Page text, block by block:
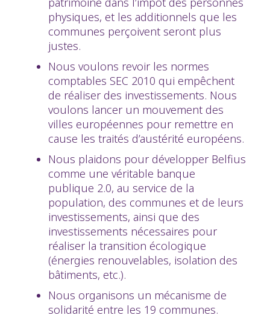
physiques, et les additionnels que les
communes perçoivent seront plus
justes.
Nous voulons revoir les normes
comptables SEC 2010 qui empêchent
de réaliser des investissements. Nous
voulons lancer un mouvement des
villes européennes pour remettre en
cause les traités d’austérité européens.
Nous plaidons pour développer Belfius
comme une véritable banque
publique 2.0, au service de la
population, des communes et de leurs
investissements, ainsi que des
investissements nécessaires pour
réaliser la transition écologique
(énergies renouvelables, isolation des
bâtiments, etc.).
Nous organisons un mécanisme de
solidarité entre les 19 communes.